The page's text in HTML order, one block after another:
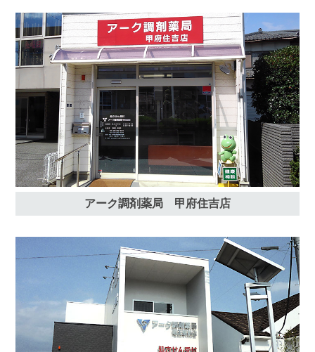
アーク調剤薬局 甲府住吉店